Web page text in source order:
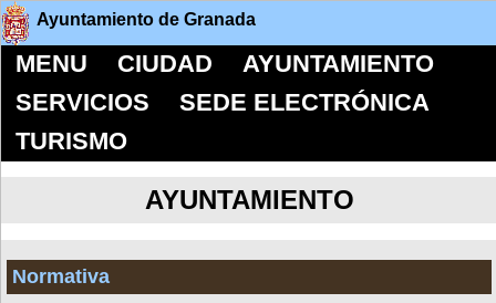
Ayuntamiento de Granada
MENU CIUDAD
AYUNTAMIENTO
SERVICIOS
SEDE ELECTRÓNICA
TURISMO
AYUNTAMIENTO
Normativa